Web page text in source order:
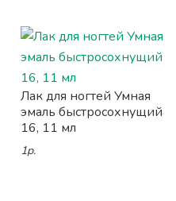
Лак для ногтей Умная
эмаль быстросохнущий
16, 11 мл
1р.